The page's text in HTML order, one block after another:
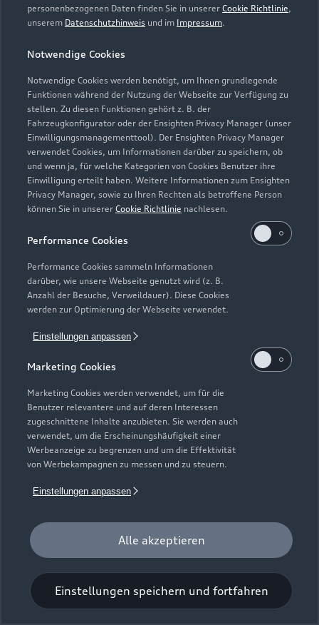
personenbezogenen Daten finden Sie in unserer Cookie Richtlinie,
unserem Datenschutzhinweis und im Impressum.
Notwendige Cookies
Notwendige Cookies werden benötigt, um Ihnen grundlegende
Funktionen während der Nutzung der Webseite zur Verfügung zu
stellen. Zu diesen Funktionen gehört z. B. der
Fahrzeugkonfigurator oder der Ensighten Privacy Manager (unser
Einwilligungsmanagementtool). Der Ensighten Privacy Manager
verwendet Cookies, um Informationen darüber zu speichern, ob
und wenn ja, für welche Kategorien von Cookies Benutzer ihre
Einwilligung erteilt haben. Weitere Informationen zum Ensighten
Privacy Manager, sowie zu Ihren Rechten als betroffene Person
können Sie in unserer Cookie Richtlinie nachlesen.
Performance Cookies
Performance Cookies sammeln Informationen
darüber, wie unsere Webseite genutzt wird (z. B.
Anzahl der Besuche, Verweildauer). Diese Cookies
werden zur Optimierung der Webseite verwendet.
Einstellungen anpassen
Marketing Cookies
Marketing Cookies werden verwendet, um für die
Benutzer relevantere und auf deren Interessen
zugeschnittene Inhalte anzubieten. Sie werden auch
verwendet, um die Erscheinungshäufigkeit einer
Werbeanzeige zu begrenzen und um die Effektivität
von Werbekampagnen zu messen und zu steuern.
Einstellungen anpassen
Alle akzeptieren
Einstellungen speichern und fortfahren
Lederpflege-Set
Praktisches Set zur intensiven Reinigung und
Pflege von Leder und Kunstleder.
Zur Audi Shopping World
Universal-Reinigungstuch
Für einen glänzenden Eindruck.
Zur Audi Shopping World